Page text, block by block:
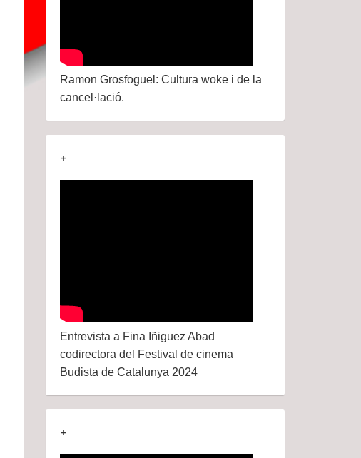
Ramon Grosfoguel: Cultura woke i de la
cancel·lació.
+
Entrevista a Fina Iñiguez Abad
codirectora del Festival de cinema
Budista de Catalunya 2024
+